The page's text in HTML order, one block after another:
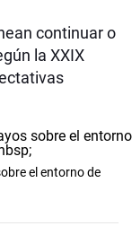
continuar o
la XXIX
el entorno de